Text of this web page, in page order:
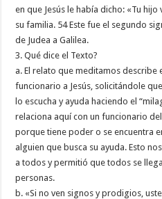
en que Jesús le había dicho: «Tu hijo
su familia. 54 Este fue el segundo
de Judea a Galilea.
3. Qué dice el Texto?
a. El relato que meditamos describe
funcionario a Jesús, solicitándole
lo escucha y ayuda haciendo el
relaciona aquí con un funcionario
porque tiene poder o se encuentra
alguien que busca su ayuda. Esto
a todos y permitió que todos se
personas.
b. «Si no ven signos y prodigios,